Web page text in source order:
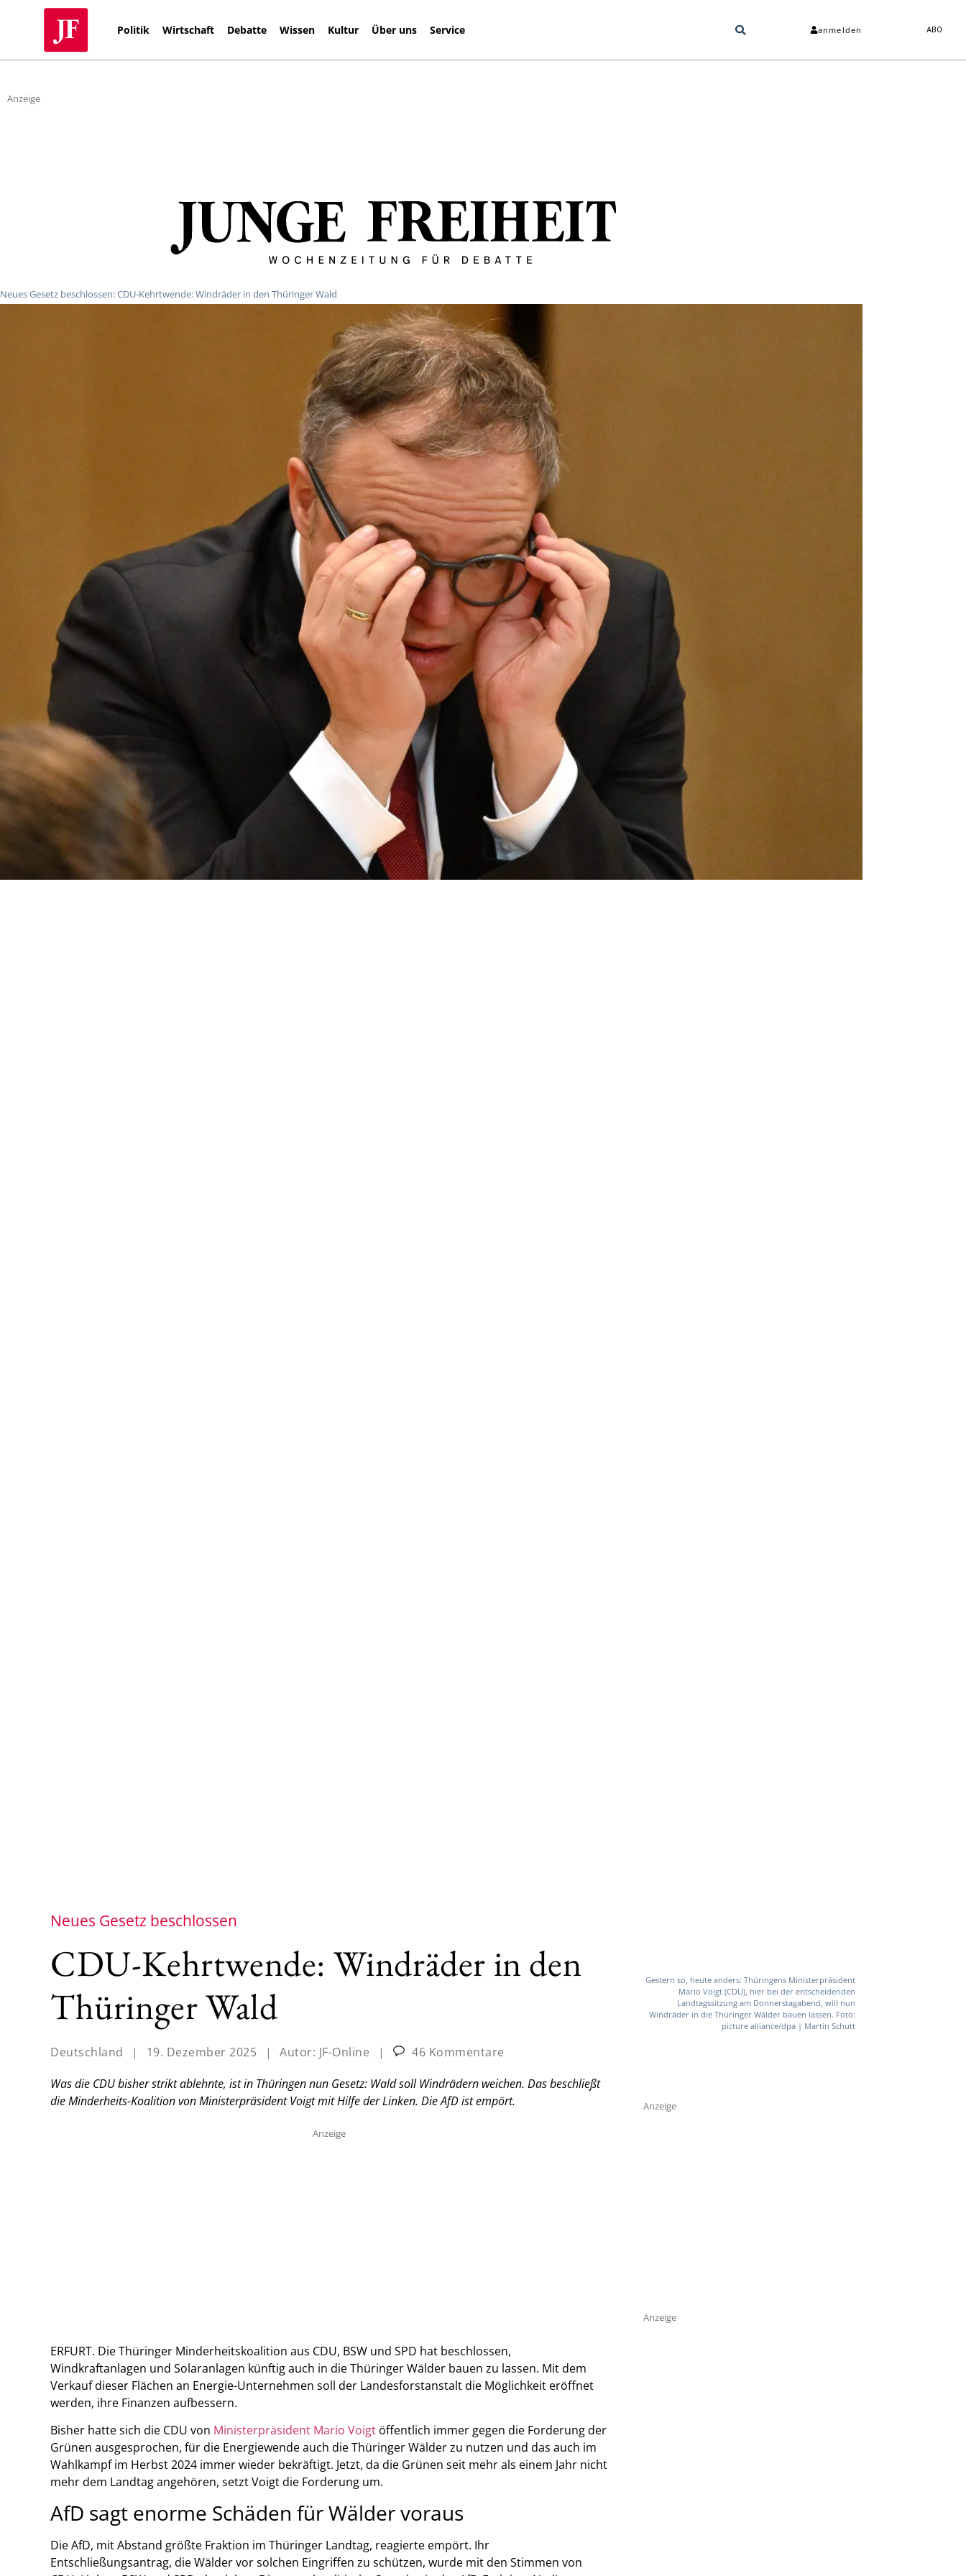
Politik Wirtschaft Debatte Wissen Kultur Über uns Service anmelden ABO
Anzeige
Neues Gesetz beschlossen: CDU-Kehrtwende: Windräder in den Thüringer Wald
Neues Gesetz beschlossen
CDU-Kehrtwende: Windräder in den
Thüringer Wald
Deutschland | 19. Dezember 2025 | Autor: JF-Online |
46 Kommentare
Was die CDU bisher strikt ablehnte, ist in Thüringen nun Gesetz: Wald soll Windrädern weichen. Das beschließt
die Minderheits-Koalition von Ministerpräsident Voigt mit Hilfe der Linken. Die AfD ist empört.
Anzeige
ERFURT. Die Thüringer Minderheitskoalition aus CDU, BSW und SPD hat beschlossen,
Windkraftanlagen und Solaranlagen künftig auch in die Thüringer Wälder bauen zu lassen. Mit dem
Verkauf dieser Flächen an Energie-Unternehmen soll der Landesforstanstalt die Möglichkeit eröffnet
werden, ihre Finanzen aufbessern.
Bisher hatte sich die CDU von Ministerpräsident Mario Voigt öffentlich immer gegen die Forderung der
Grünen ausgesprochen, für die Energiewende auch die Thüringer Wälder zu nutzen und das auch im
Wahlkampf im Herbst 2024 immer wieder bekräftigt. Jetzt, da die Grünen seit mehr als einem Jahr nicht
mehr dem Landtag angehören, setzt Voigt die Forderung um.
AfD sagt enorme Schäden für Wälder voraus
Die AfD, mit Abstand größte Fraktion im Thüringer Landtag, reagierte empört. Ihr
Entschließungsantrag, die Wälder vor solchen Eingriffen zu schützen, wurde mit den Stimmen von
Gestern so, heute anders: Thüringens Ministerpräsident
Mario Voigt (CDU), hier bei der entscheidenden
Landtagssitzung am Donnerstagabend, will nun
Windräder in die Thüringer Wälder bauen lassen. Foto:
picture alliance/dpa | Martin Schutt
Anzeige
Anzeige